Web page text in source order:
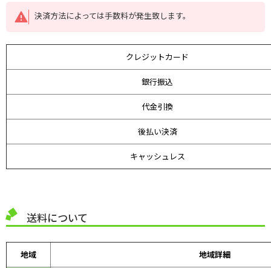
決済方法によっては手数料が発生致します。
クレジットカード
銀行振込
代金引換
後払い決済
キャッシュレス
送料について
地域 地域詳細